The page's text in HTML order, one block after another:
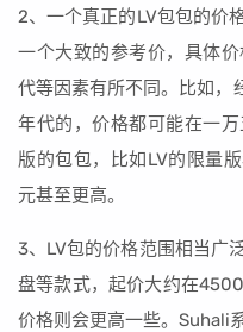
2、一个真正的LV包包的价
一个大致的参考价，具体
代等因素有所不同。比如，
年代的，价格都可能在一
版的包包，比如LV的限量
元甚至更高。
3、LV包的价格范围相当广
盘等款式，起价大约在
价格则会更高一些。Suhali